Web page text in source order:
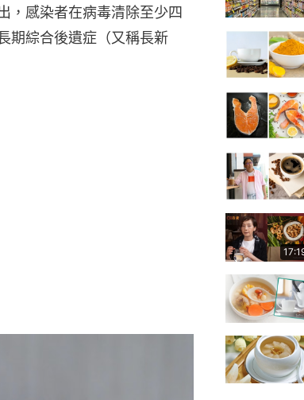
，感染者在病毒清除至少四
期綜合後遺症（又稱長新